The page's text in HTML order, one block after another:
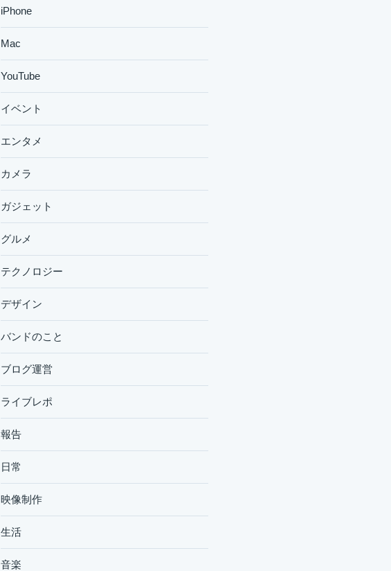
iPhone
Mac
YouTube
イベント
エンタメ
カメラ
ガジェット
グルメ
テクノロジー
デザイン
バンドのこと
ブログ運営
ライブレポ
報告
日常
映像制作
生活
音楽